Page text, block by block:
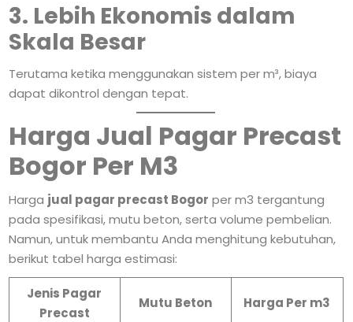
3. Lebih Ekonomis dalam
Skala Besar
Terutama ketika menggunakan sistem per m³, biaya
dapat dikontrol dengan tepat.
Harga Jual Pagar Precast
Bogor Per M3
Harga jual pagar precast Bogor per m3 tergantung
pada spesifikasi, mutu beton, serta volume pembelian.
Namun, untuk membantu Anda menghitung kebutuhan,
berikut tabel harga estimasi:
Jenis Pagar
Precast
Mutu Beton Harga Per m3